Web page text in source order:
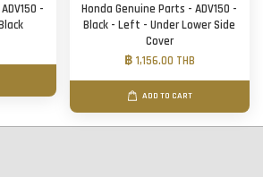
-
Honda Genuine Parts - ADV150 -
Black - Left - Under Lower Side
Cover
฿ 1,156.00 THB
ADD TO CART